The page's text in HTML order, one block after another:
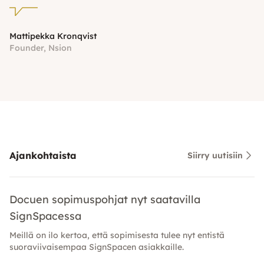
Mattipekka Kronqvist
Founder, Nsion
Ajankohtaista Siirry uutisiin
Docuen sopimuspohjat nyt saatavilla
SignSpacessa
Meillä on ilo kertoa, että sopimisesta tulee nyt entistä
suoraviivaisempaa SignSpacen asiakkaille.